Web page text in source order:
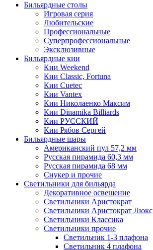
Бильярдные столы
Игровая серия
Любительские
Профессиональные
Суперпрофессиональные
Эксклюзивные
Бильярдные кии
Кии Weekend
Кии Classic, Fortuna
Кии Cuetec
Кии Vantex
Кии Николаенко Максим
Кии Dinamika Billiards
Кии РУССКИЙ
Кии Рябов Сергей
Бильярдные шары
Американский пул 57,2 мм
Русская пирамида 60,3 мм
Русская пирамида 68 мм
Снукер и прочие
Светильники для бильярда
Декоративное освещение
Светильники Аристократ
Светильники Аристократ Люкс
Светильники Классика
Светильники прочие
Светильник 1-3 плафона
Светильник 4 плафона